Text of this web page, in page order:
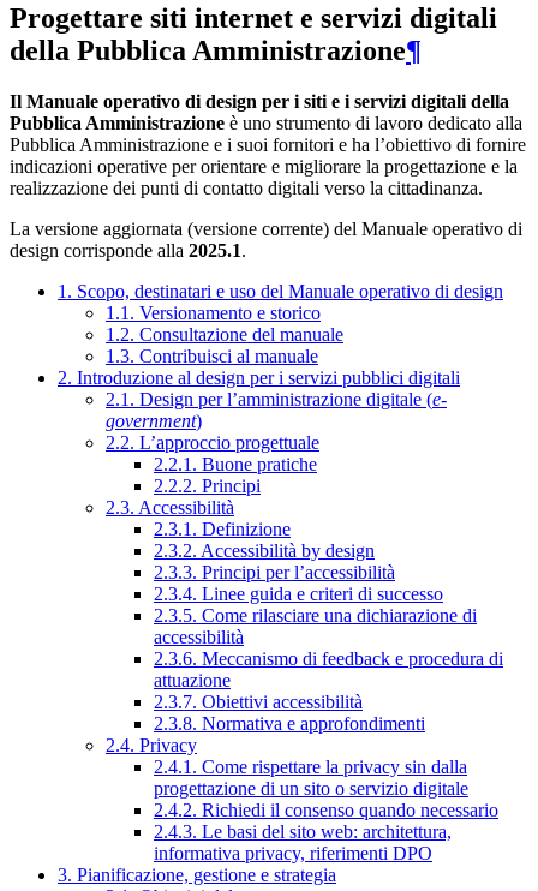
Progettare siti internet e servizi digitali
della Pubblica Amministrazione¶
Il Manuale operativo di design per i siti e i servizi digitali della
Pubblica Amministrazione è uno strumento di lavoro dedicato alla
Pubblica Amministrazione e i suoi fornitori e ha l’obiettivo di fornire
indicazioni operative per orientare e migliorare la progettazione e la
realizzazione dei punti di contatto digitali verso la cittadinanza.
La versione aggiornata (versione corrente) del Manuale operativo di
design corrisponde alla 2025.1.
1. Scopo, destinatari e uso del Manuale operativo di design
1.1. Versionamento e storico
1.2. Consultazione del manuale
1.3. Contribuisci al manuale
2. Introduzione al design per i servizi pubblici digitali
2.1. Design per l’amministrazione digitale (e-
government)
2.2. L’approccio progettuale
2.2.1. Buone pratiche
2.2.2. Principi
2.3. Accessibilità
2.3.1. Definizione
2.3.2. Accessibilità by design
2.3.3. Principi per l’accessibilità
2.3.4. Linee guida e criteri di successo
2.3.5. Come rilasciare una dichiarazione di
accessibilità
2.3.6. Meccanismo di feedback e procedura di
attuazione
2.3.7. Obiettivi accessibilità
2.3.8. Normativa e approfondimenti
2.4. Privacy
2.4.1. Come rispettare la privacy sin dalla
progettazione di un sito o servizio digitale
2.4.2. Richiedi il consenso quando necessario
2.4.3. Le basi del sito web: architettura,
informativa privacy, riferimenti DPO
3. Pianificazione, gestione e strategia